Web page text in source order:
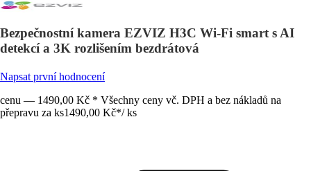
Bezpečnostní kamera EZVIZ H3C Wi-Fi smart s AI
detekcí a 3K rozlišením bezdrátová
Napsat první hodnocení
cenu — 1490,00 Kč * Všechny ceny vč. DPH a bez nákladů na
přepravu za ks1490,00 Kč*/ ks